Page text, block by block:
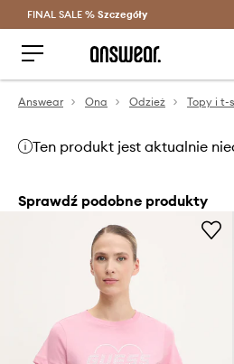
Oszczędzaj z Answear
FINAL SALE % Szczegóły
Answear Ona Odzież Topy i t-
Ten produkt jest aktualnie
Sprawdź podobne produkty